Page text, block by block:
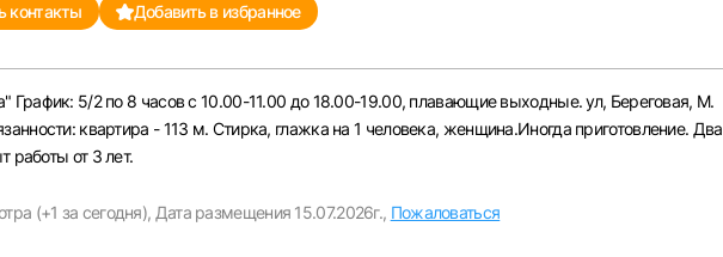
Войдите в личный кабинет, чтобы просматривать
контакты Добавить в избранное
График: 5/2 по 8 часов с 10.00-11.00 до 18.00-19.00, плавающие выходные. ул, Береговая, М.
квартира - 113 м. Стирка, глажка на 1 человека, женщина.Иногда приготовление. Два
работы от 3 лет.
(+1 за сегодня), Дата размещения 15.07.2026г., Пожаловаться